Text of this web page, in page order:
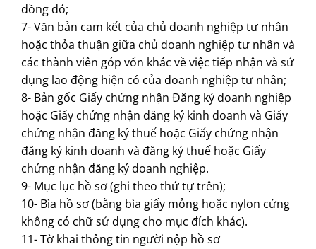
đồng đó;
7- Văn bản cam kết của chủ doanh nghiệp tư nhân
hoặc thỏa thuận giữa chủ doanh nghiệp tư nhân và
các thành viên góp vốn khác về việc tiếp nhận và sử
dụng lao động hiện có của doanh nghiệp tư nhân;
8- Bản gốc Giấy chứng nhận Đăng ký doanh nghiệp
hoặc Giấy chứng nhận đăng ký kinh doanh và Giấy
chứng nhận đăng ký thuế hoặc Giấy chứng nhận
đăng ký kinh doanh và đăng ký thuế hoặc Giấy
chứng nhận đăng ký doanh nghiệp.
9- Mục lục hồ sơ (ghi theo thứ tự trên);
10- Bìa hồ sơ (bằng bìa giấy mỏng hoặc nylon cứng
không có chữ sử dụng cho mục đích khác).
11- Tờ khai thông tin người nộp hồ sơ